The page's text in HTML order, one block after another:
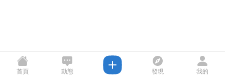
首頁 動態 發現 我的